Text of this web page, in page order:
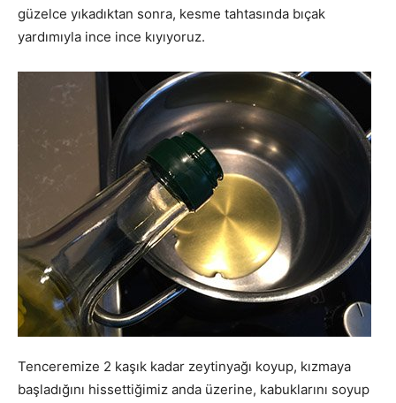
güzelce yıkadıktan sonra, kesme tahtasında bıçak
yardımıyla ince ince kıyıyoruz.
Tenceremize 2 kaşık kadar zeytinyağı koyup, kızmaya
başladığını hissettiğimiz anda üzerine, kabuklarını soyup